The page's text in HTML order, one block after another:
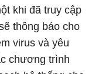
khi đã truy cập
thông báo cho
virus và yêu
chương trình